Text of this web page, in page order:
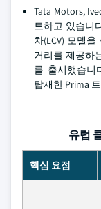
Tata Motors,
트하고 있습니
차(LCV) 모델
거리를 제공하
를 출시했습니
탑재한 Prima
유럽
핵심 요점